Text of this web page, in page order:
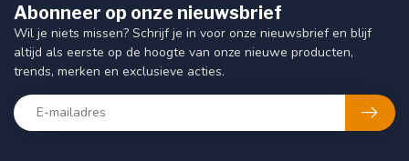
Abonneer op onze nieuwsbrief
Wil je niets missen? Schrijf je in voor onze nieuwsbrief en blijf
altijd als eerste op de hoogte van onze nieuwe producten,
trends, merken en exclusieve acties.